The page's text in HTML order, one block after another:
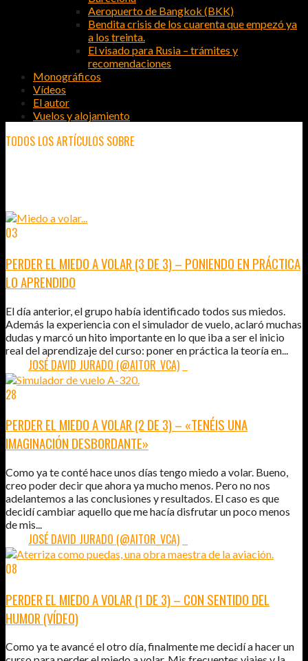
Aeropuerto de Bangkok (BKK)
Bendita crisis de los cuarenta que empezó ya
a los treinta.
El visado para Rusia – trámites y
recomendaciones
Monográficos
Vídeos
El autor
Vuelos y alojamiento
TODOS LOS ARTÍCULOS SOBRE
03
PERDER EL MIEDO A VOLAR (3 DE 3) – PONIENDO EN PRÁCTICA
LO APRENDIDO
El día anterior, el grupo había identificado todos sus miedos.
Además la experiencia con el simulador de vuelo, aclaró muchas
dudas y marcó un hito importante en lo que iba a ser el inicio
real del aprendizaje del curso: poner en práctica la teoría en...
JOSÉ DAVID JURADO (@AITOR_VCA)
28
PERDER EL MIEDO A VOLAR (2 DE 3) – «TENÉIS UNA
IMAGINACIÓN DESBORDANTE»
Como ya te conté hace unos días tengo miedo a volar. Bueno,
creo poder decir que ahora ya mucho menos. Pero no nos
adelantemos a las conclusiones y resultados. El caso es que
decidí cambiar aquello que me hacía disfrutar un poco menos
de mis...
JOSÉ DAVID JURADO (@AITOR_VCA)
08
PERDER EL MIEDO A VOLAR (1 DE 3) – CON SENTIDO DEL
HUMOR (VÍDEO)
Como ya te avancé el otro día, finalmente me decidí a hacer un